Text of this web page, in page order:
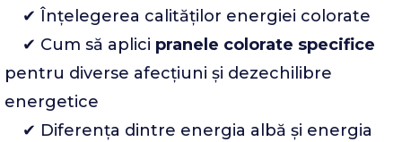
✔ Înțelegerea calităților energiei colorate
✔ Cum să aplici pranele colorate specifice
pentru diverse afecțiuni și dezechilibre
energetice
✔ Diferența dintre energia albă și energia